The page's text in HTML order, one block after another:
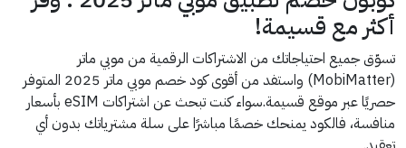
أكثر مع قسيمة!
تسوّق جميع احتياجاتك من الاشتراكات الرقمية من موبي ماتر
(MobiMatter) واستفد من أقوى كود خصم موبي ماتر 2025 المتوفر
حصريًا عبر موقع قسيمة.سواء كنت تبحث عن اشتراكات eSIM بأسعار
منافسة، فالكود يمنحك خصمًا مباشرًا على سلة مشترياتك بدون أي